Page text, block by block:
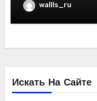
wallls_ru
Искать На Сайте